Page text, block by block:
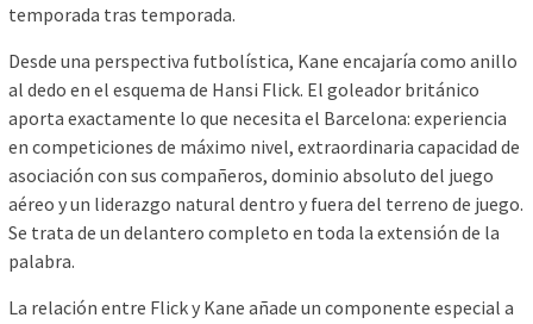
temporada tras temporada.
Desde una perspectiva futbolística, Kane encajaría como anillo
al dedo en el esquema de Hansi Flick. El goleador británico
aporta exactamente lo que necesita el Barcelona: experiencia
en competiciones de máximo nivel, extraordinaria capacidad de
asociación con sus compañeros, dominio absoluto del juego
aéreo y un liderazgo natural dentro y fuera del terreno de juego.
Se trata de un delantero completo en toda la extensión de la
palabra.
La relación entre Flick y Kane añade un componente especial a